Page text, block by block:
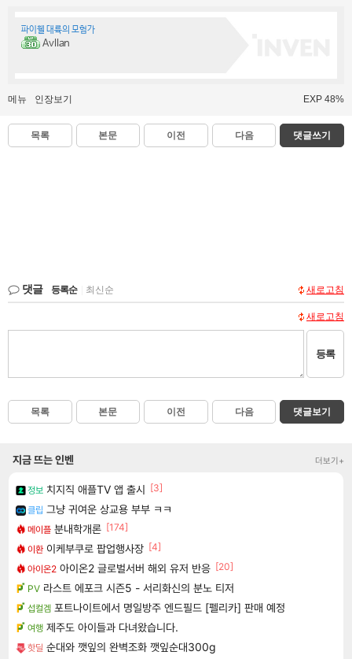
파이웰 대륙의 모험가
Avllan
메뉴 인장보기 EXP 48%
목록 본문 이전 다음 댓글쓰기
댓글 등록순 최신순 새로고침
새로고침
등록
목록 본문 이전 다음 댓글보기
지금 뜨는 인벤 더보기+
정보 치지직 애플TV 앱 출시 [3]
클립 그냥 귀여운 상교용 부부 ㅋㅋ
메이플 분내학개론 [174]
이환 이케부쿠로 팝업행사장 [4]
아이온2 아이온2 글로벌서버 해외 유저 반응 [20]
PV 라스트 에포크 시즌5 - 서리화신의 분노 티저
섭컬겜 포트나이트에서 명일방주 엔드필드 [펠리카] 판매 예정
여행 제주도 아이들과 다녀왔습니다.
핫딜 순대와 깻잎의 완벽조화 깻잎순대300g